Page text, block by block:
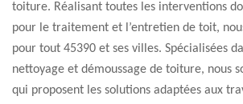
toiture. Réalisant toutes les interventions
pour le traitement et l’entretien de toit,
pour tout 45390 et ses villes. Spécialisées
nettoyage et démoussage de toiture, nous
qui proposent les solutions adaptées aux